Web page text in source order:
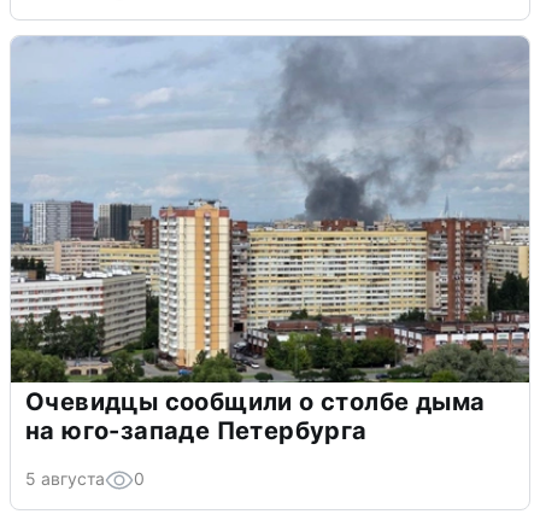
Очевидцы сообщили о столбе дыма
на юго-западе Петербурга
5 августа 0